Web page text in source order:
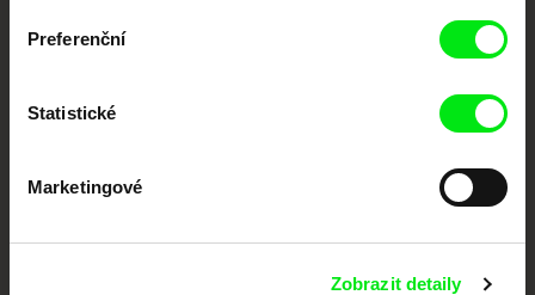
Preferenční
Statistické
Marketingové
Zobrazit detaily
festivalů dokumentárního filmu sdružených do Doc Alliance. Naším cílem je
podporovat kvalitní autorské filmy.